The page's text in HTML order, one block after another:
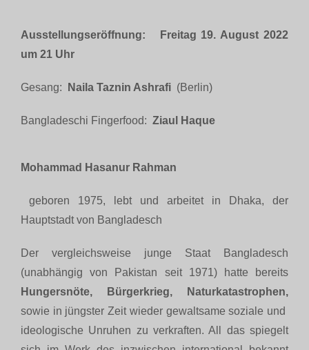
Ausstellungseröffnung:
Freitag 19. August 2022
um 21 Uhr
Gesang: Naila Taznin Ashrafi (Berlin)
Bangladeschi Fingerfood: Ziaul Haque
Mohammad Hasanur Rahman
geboren 1975, lebt und arbeitet in Dhaka, der
Hauptstadt von Bangladesch
Der vergleichsweise junge Staat Bangladesch
(unabhängig von Pakistan seit 1971) hatte bereits
Hungersnöte, Bürgerkrieg, Naturkatastrophen,
sowie in jüngster Zeit wieder gewaltsame soziale und
ideologische Unruhen zu verkraften. All das spiegelt